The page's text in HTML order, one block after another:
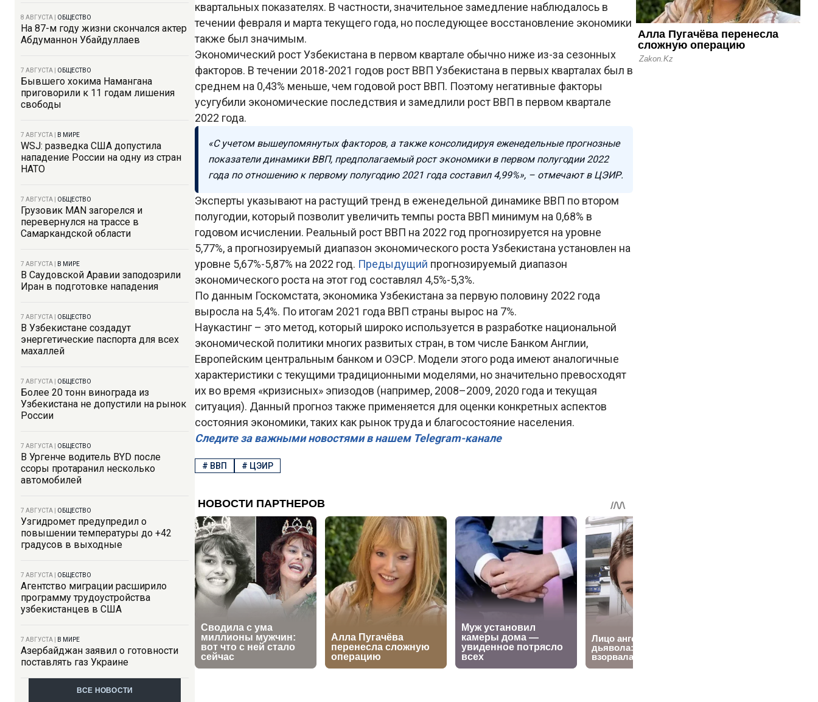
8 АВГУСТА ОБЩЕСТВО
На 87-м году жизни скончался актер
Абдуманнон Убайдуллаев
7 АВГУСТА ОБЩЕСТВО
Бывшего хокима Намангана
приговорили к 11 годам лишения
свободы
7 АВГУСТА В МИРЕ
WSJ: разведка США допустила
нападение России на одну из стран
НАТО
7 АВГУСТА ОБЩЕСТВО
Грузовик MAN загорелся и
перевернулся на трассе в
Самаркандской области
7 АВГУСТА В МИРЕ
В Саудовской Аравии заподозрили
Иран в подготовке нападения
7 АВГУСТА ОБЩЕСТВО
В Узбекистане создадут
энергетические паспорта для всех
махаллей
7 АВГУСТА ОБЩЕСТВО
Более 20 тонн винограда из
Узбекистана не допустили на рынок
России
7 АВГУСТА ОБЩЕСТВО
В Ургенче водитель BYD после
ссоры протаранил несколько
автомобилей
7 АВГУСТА ОБЩЕСТВО
Узгидромет предупредил о
повышении температуры до +42
градусов в выходные
7 АВГУСТА ОБЩЕСТВО
Агентство миграции расширило
программу трудоустройства
узбекистанцев в США
7 АВГУСТА В МИРЕ
Азербайджан заявил о готовности
поставлять газ Украине
ВСЕ НОВОСТИ
квартальных показателях. В частности, значительное замедление наблюдалось в
течении февраля и марта текущего года, но последующее восстановление экономики
также был значимым.
Экономический рост Узбекистана в первом квартале обычно ниже из-за сезонных
факторов. В течении 2018-2021 годов рост ВВП Узбекистана в первых кварталах был в
среднем на 0,43% меньше, чем годовой рост ВВП. Поэтому негативные факторы
усугубили экономические последствия и замедлили рост ВВП в первом квартале
2022 года.
«С учетом вышеупомянутых факторов, а также консолидируя еженедельные прогнозные
показатели динамики ВВП, предполагаемый рост экономики в первом полугодии 2022
года по отношению к первому полугодию 2021 года составил 4,99%», – отмечают в ЦЭИР.
Эксперты указывают на растущий тренд в еженедельной динамике ВВП по втором
полугодии, который позволит увеличить темпы роста ВВП минимум на 0,68% в
годовом исчислении. Реальный рост ВВП на 2022 год прогнозируется на уровне
5,77%, а прогнозируемый диапазон экономического роста Узбекистана установлен на
уровне 5,67%-5,87% на 2022 год. Предыдущий прогнозируемый диапазон
экономического роста на этот год составлял 4,5%-5,3%.
По данным Госкомстата, экономика Узбекистана за первую половину 2022 года
выросла на 5,4%. По итогам 2021 года ВВП страны вырос на 7%.
Наукастинг – это метод, который широко используется в разработке национальной
экономической политики многих развитых стран, в том числе Банком Англии,
Европейским центральным банком и ОЭСР. Модели этого рода имеют аналогичные
характеристики с текущими традиционными моделями, но значительно превосходят
их во время «кризисных» эпизодов (например, 2008–2009, 2020 года и текущая
ситуация). Данный прогноз также применяется для оценки конкретных аспектов
состояния экономики, таких как рынок труда и благосостояние населения.
Следите за важными новостями в нашем Telegram-канале
# ВВП # ЦЭИР